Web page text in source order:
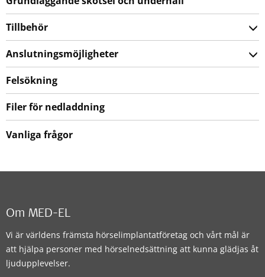
Tillbehör
Anslutningsmöjligheter
Felsökning
Filer för nedladdning
Vanliga frågor
Om MED-EL
Vi är världens främsta hörselimplantatföretag och vårt mål är
att hjälpa personer med hörselnedsättning att kunna glädjas åt
ljudupplevelser.